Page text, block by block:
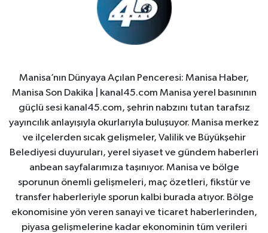
Manisa’nın Dünyaya Açılan Penceresi: Manisa Haber,
Manisa Son Dakika | kanal45.com Manisa yerel basınının
güçlü sesi kanal45.com, şehrin nabzını tutan tarafsız
yayıncılık anlayışıyla okurlarıyla buluşuyor. Manisa merkez
ve ilçelerden sıcak gelişmeler, Valilik ve Büyükşehir
Belediyesi duyuruları, yerel siyaset ve gündem haberleri
anbean sayfalarımıza taşınıyor. Manisa ve bölge
sporunun önemli gelişmeleri, maç özetleri, fikstür ve
transfer haberleriyle sporun kalbi burada atıyor. Bölge
ekonomisine yön veren sanayi ve ticaret haberlerinden,
piyasa gelişmelerine kadar ekonominin tüm verileri